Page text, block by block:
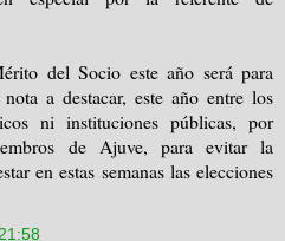
del Socio este año será para
a destacar, este año entre los
ni instituciones públicas, por
de Ajuve, para evitar la
en estas semanas las elecciones
21:58